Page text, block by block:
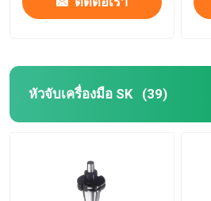
หัวจับเครื่องมือ SK (39)